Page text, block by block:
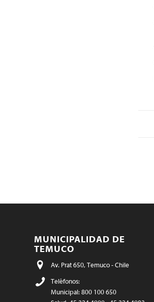
MUNICIPALIDAD DE
TEMUCO
Av. Prat 650, Temuco - Chile
Teléfonos:
Municipal: 800 100 650